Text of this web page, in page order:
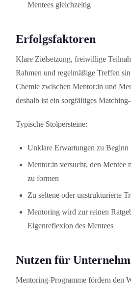
Mentees gleichzeitig
Erfolgsfaktoren
Klare Zielsetzung, freiwillige
Rahmen und regelmäßige Treffen
Chemie zwischen Mentor:in und
deshalb ist ein sorgfältiges
Typische Stolpersteine:
Unklare Erwartungen zu Beginn
Mentor:in versucht, den Mentee
zu formen
Zu seltene oder unstrukturierte
Mentoring wird zur reinen
Eigenreflexion des Mentees
Nutzen für
Mentoring-Programme fördern den